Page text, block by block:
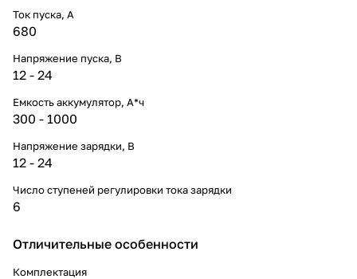
Ток пуска, А
680
Напряжение пуска, В
12 - 24
Емкость аккумулятор, А*ч
300 - 1000
Напряжение зарядки, В
12 - 24
Число ступеней регулировки тока зарядки
6
Отличительные особенности
Комплектация